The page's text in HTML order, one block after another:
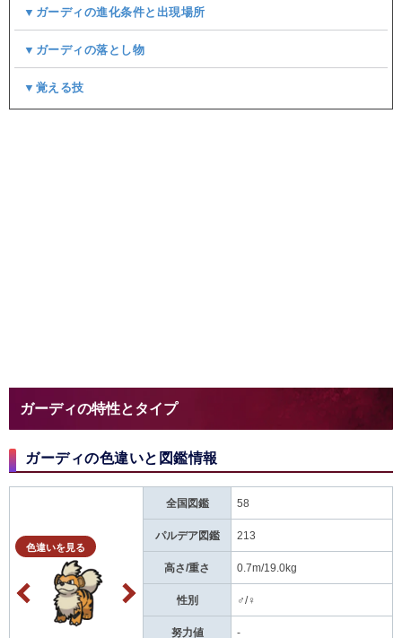
▼ガーディの進化条件と出現場所
▼ガーディの落とし物
▼覚える技
ガーディの特性とタイプ
ガーディの色違いと図鑑情報
色違いを見る
全国図鑑 58
パルデア図鑑 213
高さ/重さ 0.7m/19.0kg
性別 ♂/♀
努力値 -